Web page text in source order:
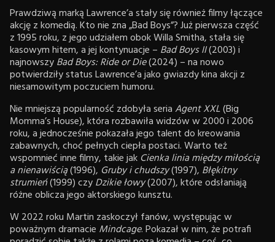
Prawdziwą marką Lawrence’a stały się również filmy łączące
akcję z komedią. Kto nie zna „Bad Boys”? Już pierwsza część
z 1995 roku, z jego udziałem obok Willa Smitha, stała się
kasowym hitem, a jej kontynuacje – Bad Boys II(2003) i
najnowszyBad Boys: Ride or Die(2024) – na nowo
potwierdziły status Lawrence’a jako gwiazdy kina akcji z
niesamowitym poczuciem humoru.
Nie mniejszą popularność zdobyła seriaAgent XXL(Big
Momma’s House), która rozbawiła widzów w 2000 i 2006
roku, a jednocześnie pokazała jego talent do kreowania
zabawnych, choć pełnych ciepła postaci. Warto też
wspomnieć inne filmy, takie jak Cienka linia między miłością
a nienawiścią(1996), Gruby i chudszy(1997), Błękitny
strumień(1999) czyDzikie łowy(2007), które odsłaniają
różne oblicza jego aktorskiego kunsztu.
W 2022 roku Martin zaskoczył fanów, występując w
poważnym dramacie Mindcage. Pokazał w nim, że potrafi